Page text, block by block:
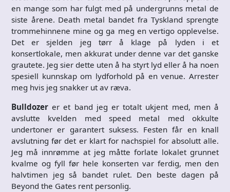
en mange som har fulgt med på undergrunns metal de
siste årene. Death metal bandet fra Tyskland sprengte
trommehinnene mine og ga meg en vertigo opplevelse.
Det er sjelden jeg tørr å klage på lyden i et
konsertlokale, men akkurat under denne var det ganske
grautete. Jeg sier dette uten å ha styrt lyd eller å ha noen
spesiell kunnskap om lydforhold på en venue. Arrester
meg hvis jeg snakker ut av ræva.
Bulldozer er et band jeg er totalt ukjent med, men å
avslutte kvelden med speed metal med okkulte
undertoner er garantert suksess. Festen får en knall
avslutning før det er klart for nachspiel for absolutt alle.
Jeg må innrømme at jeg måtte forlate lokalet grunnet
kvalme og fyll før hele konserten var ferdig, men den
halvtimen jeg så bandet rulet. Den beste dagen på
Beyond the Gates rent personlig.